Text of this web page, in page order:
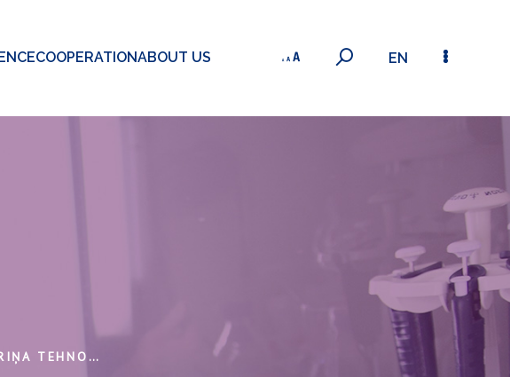
COOPERATIONABOUT US EN
PRIEKŠLIKUMU IZSTRĀDE MAZA ENERGOPATĒRIŅA TEHNOLOĢIJU UN BŪVKONSTRUKCIJU IZMANTOŠANAI LATVIJAS UNIVERSITĀTES AKADĒMISKĀ CENTRA PROJEKTĒŠANĀ